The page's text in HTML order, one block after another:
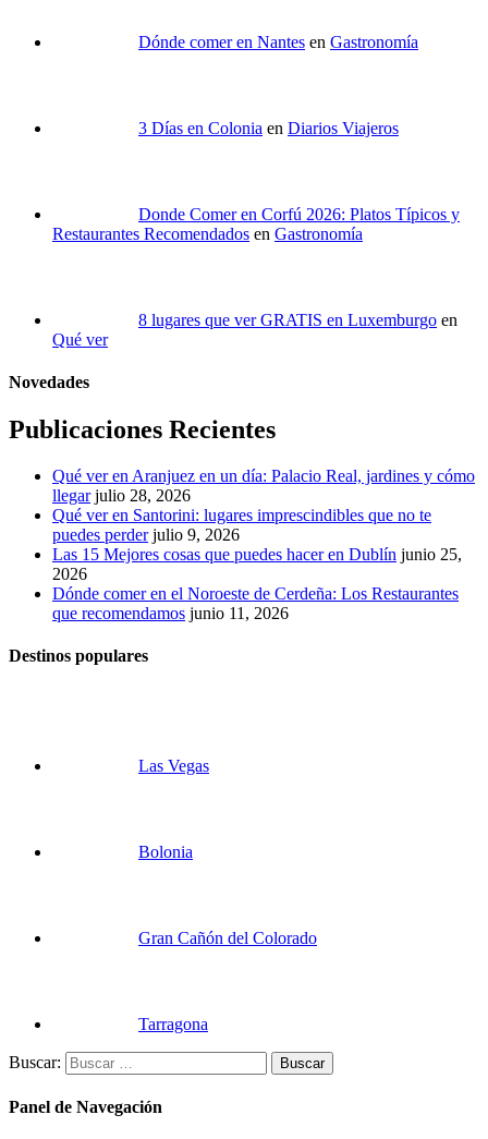
Dónde comer en Nantes en Gastronomía
3 Días en Colonia en Diarios Viajeros
Donde Comer en Corfú 2026: Platos Típicos y
Restaurantes Recomendados en Gastronomía
8 lugares que ver GRATIS en Luxemburgo en
Qué ver
Novedades
Publicaciones Recientes
Qué ver en Aranjuez en un día: Palacio Real, jardines y cómo
llegar julio 28, 2026
Qué ver en Santorini: lugares imprescindibles que no te
puedes perder julio 9, 2026
Las 15 Mejores cosas que puedes hacer en Dublín junio 25,
2026
Dónde comer en el Noroeste de Cerdeña: Los Restaurantes
que recomendamos junio 11, 2026
Destinos populares
Las Vegas
Bolonia
Gran Cañón del Colorado
Tarragona
Buscar:
Panel de Navegación